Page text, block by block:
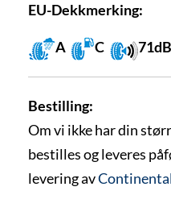
EU-Dekkmerking:
A C 71dB
Bestilling:
Om vi ikke har din
bestilles og leveres
levering av